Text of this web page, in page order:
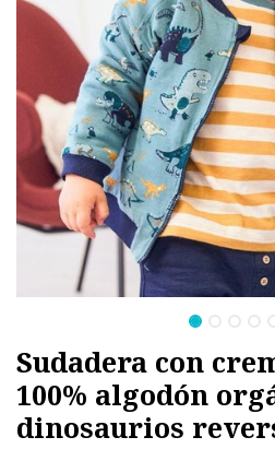
Sudadera con
100% algodón
dinosaurios